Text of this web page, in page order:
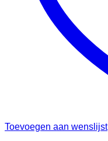
Toevoegen aan wenslijst